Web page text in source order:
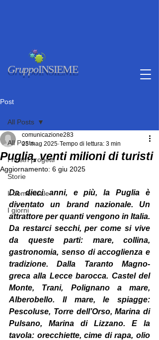
GruppoINSIEME
Post
All Posts
I nostri progetti
Storie
Il domenicale
I giorni
All Posts
Puglia, venti milioni di turisti
comunicazione283
25 mag 2025 Tempo di lettura: 3 min
Aggiornamento: 6 giu 2025
Da dieci anni, e più, la Puglia è
diventato un brand nazionale. Un
attrattore per quanti vengono in Italia.
Da restarci secchi, per come si vive
da queste parti: mare, collina,
gastronomia, senso di accoglienza e
tradizione. Dalla Taranto Magno-
greca alla Lecce barocca. Castel del
Monte, Trani, Polignano a mare,
Alberobello. Il mare, le spiagge:
Pescoluse, Torre dell’Orso, Marina di
Pulsano, Marina di Lizzano. E la
tavola: orecchiette, cime di rapa, olio